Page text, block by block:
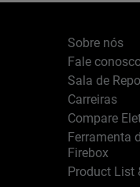
Sobre nós
Fale
Sala de
Carreiras
Compare
Ferramenta
Firebox
Product List